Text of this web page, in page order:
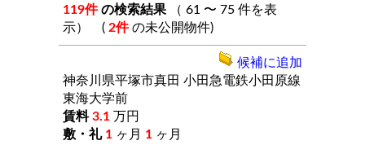
119件 の検索結果
示） ( 2件 の未公開物件)
神奈川県平塚市真田 小田急電鉄小田原線
東海大学前
3.1 万円
1 ヶ月 1 ヶ月
候補に追加